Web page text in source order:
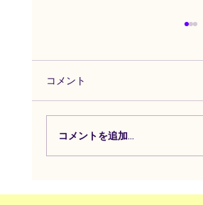
不安が強い子への支援⑤
コメント
コメントを追加…